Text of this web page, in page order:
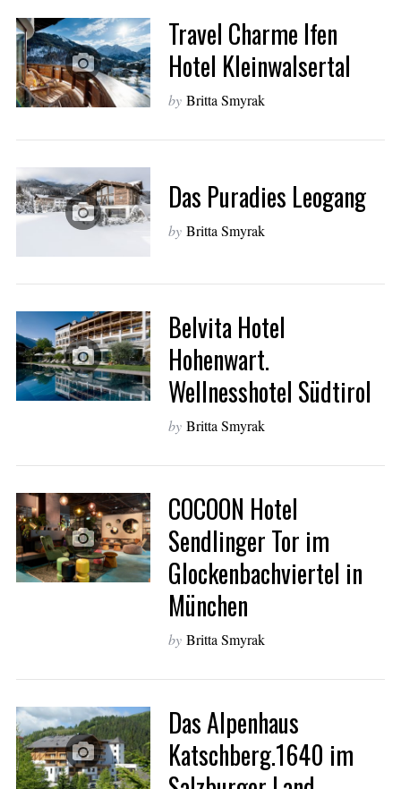
Travel Charme Ifen
Hotel Kleinwalsertal
by Britta Smyrak
Das Puradies Leogang
by Britta Smyrak
Belvita Hotel
Hohenwart.
Wellnesshotel Südtirol
by Britta Smyrak
COCOON Hotel
Sendlinger Tor im
Glockenbachviertel in
München
by Britta Smyrak
Das Alpenhaus
Katschberg.1640 im